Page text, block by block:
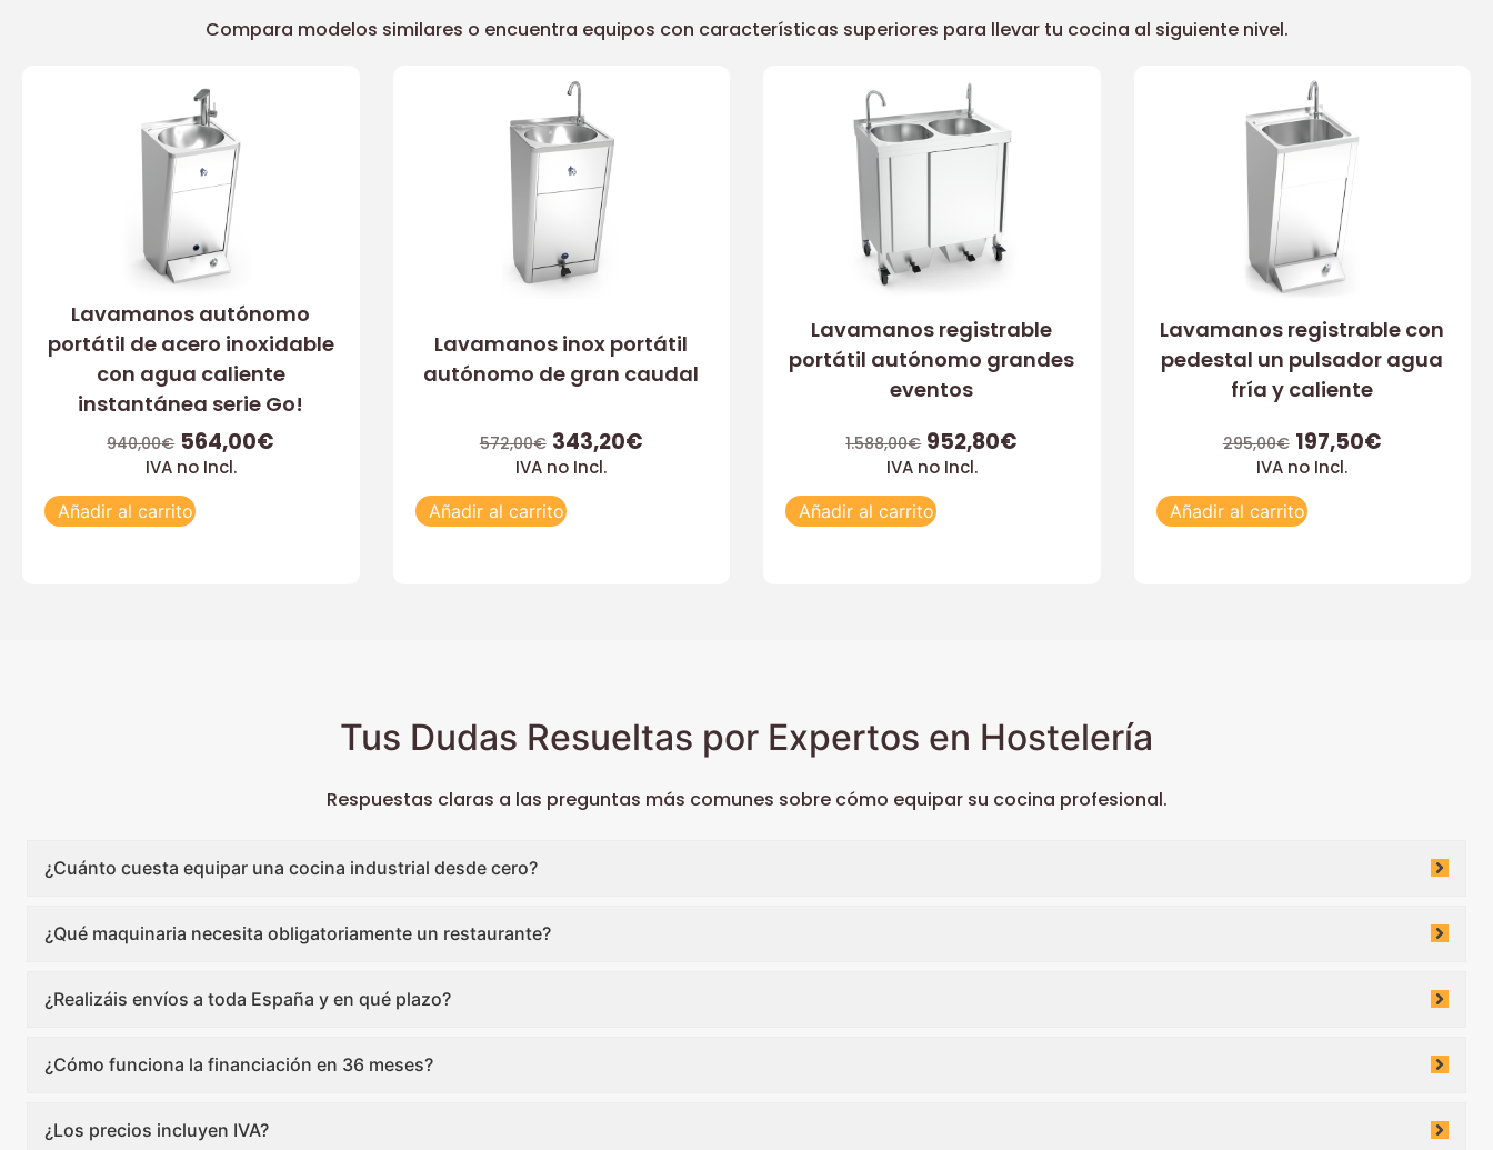
Compara modelos similares o encuentra equipos con características superiores para llevar tu cocina al siguiente nivel.
Lavamanos autónomo
portátil de acero inoxidable
con agua caliente
instantánea serie Go!
940,00€ 564,00€
IVA no Incl.
Añadir al carrito
Lavamanos inox portátil
autónomo de gran caudal
572,00€ 343,20€
IVA no Incl.
Añadir al carrito
Lavamanos registrable
portátil autónomo grandes
eventos
1.588,00€ 952,80€
IVA no Incl.
Añadir al carrito
Lavamanos registrable con
pedestal un pulsador agua
fría y caliente
295,00€ 197,50€
IVA no Incl.
Añadir al carrito
Tus Dudas Resueltas por Expertos en Hostelería
Respuestas claras a las preguntas más comunes sobre cómo equipar su cocina profesional.
¿Cuánto cuesta equipar una cocina industrial desde cero?
¿Qué maquinaria necesita obligatoriamente un restaurante?
¿Realizáis envíos a toda España y en qué plazo?
¿Cómo funciona la financiación en 36 meses?
¿Los precios incluyen IVA?